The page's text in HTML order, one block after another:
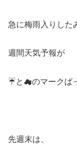
急に梅雨入りした
週間天気予報が
☔と☁のマークば
先週末は、